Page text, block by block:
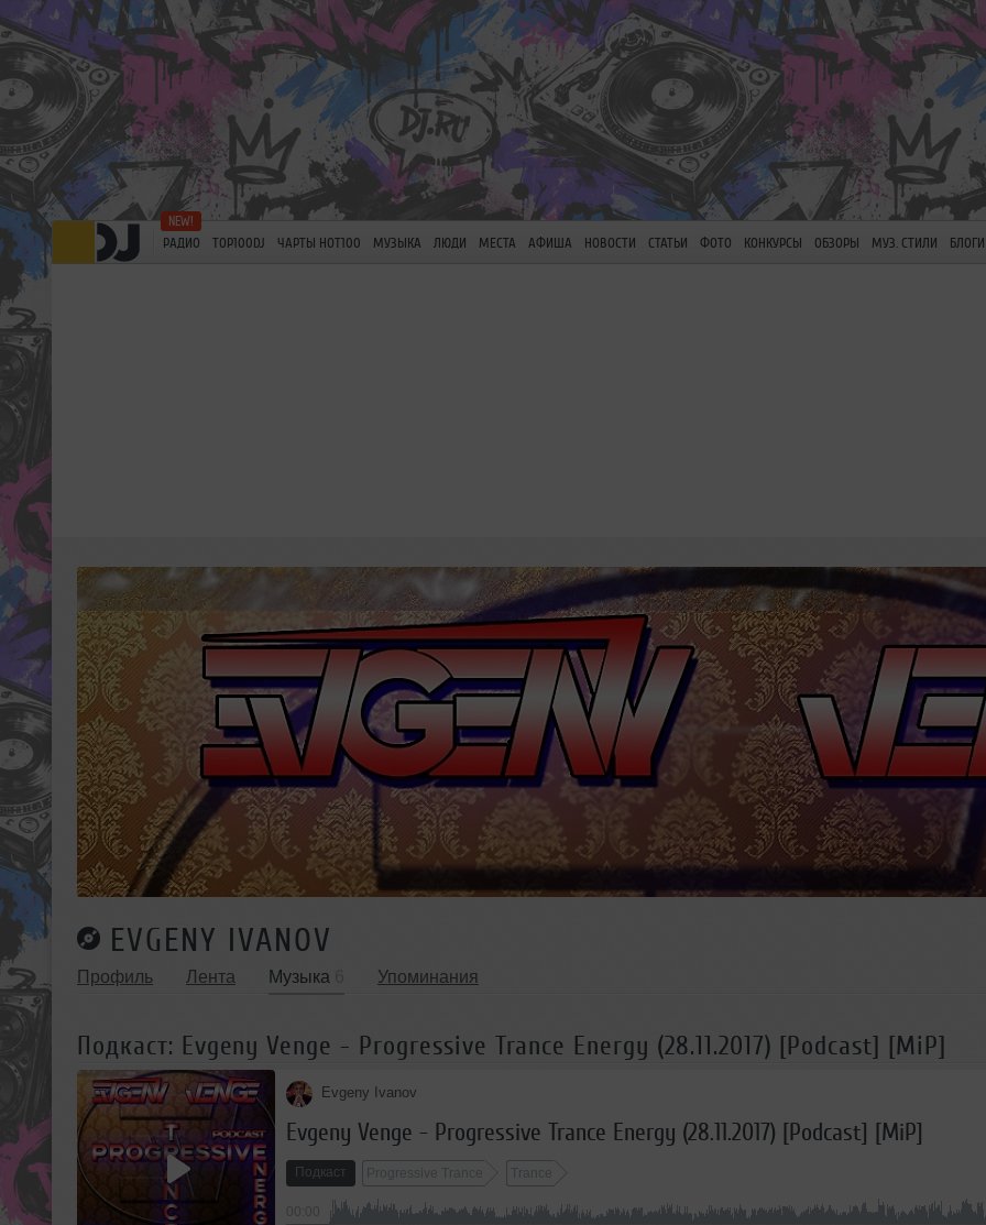
РАДИО TOP100DJ ЧАРТЫ HOT100 МУЗЫКА ЛЮДИ МЕСТА АФИША НОВОСТИ СТАТЬИ ФОТО КОНКУРСЫ ОБЗОРЫ МУЗ. СТИЛИ БЛОГИ
EVGENY IVANOV
Профиль Лента Музыка Упоминания
Подкаст: Evgeny Venge - Progressive Trance Energy (28.11.2017) [Podcast] [MiP]
Evgeny Ivanov
Evgeny Venge - Progressive Trance Energy (28.11.2017) [Podcast] [MiP]
Подкаст Progressive Trance Trance